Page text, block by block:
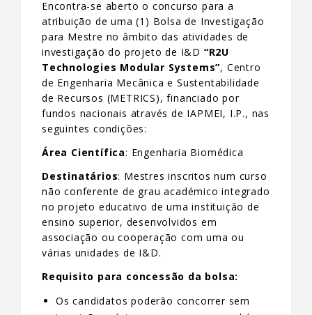
Encontra-se aberto o concurso para a
atribuição de uma (1) Bolsa de Investigação
para Mestre no âmbito das atividades de
investigação do projeto de I&D “R2U
Technologies Modular Systems”, Centro
de Engenharia Mecânica e Sustentabilidade
de Recursos (METRICS), financiado por
fundos nacionais através de IAPMEI, I.P., nas
seguintes condições:
Área Científica: Engenharia Biomédica
Destinatários: Mestres inscritos num curso
não conferente de grau académico integrado
no projeto educativo de uma instituição de
ensino superior, desenvolvidos em
associação ou cooperação com uma ou
várias unidades de I&D.
Requisito para concessão da bolsa:
Os candidatos poderão concorrer sem